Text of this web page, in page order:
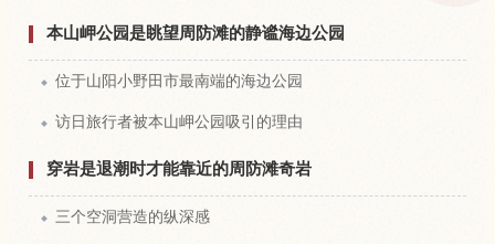
本山岬公园是眺望周防滩的静谧海边公园
位于山阳小野田市最南端的海边公园
访日旅行者被本山岬公园吸引的理由
穿岩是退潮时才能靠近的周防滩奇岩
三个空洞营造的纵深感